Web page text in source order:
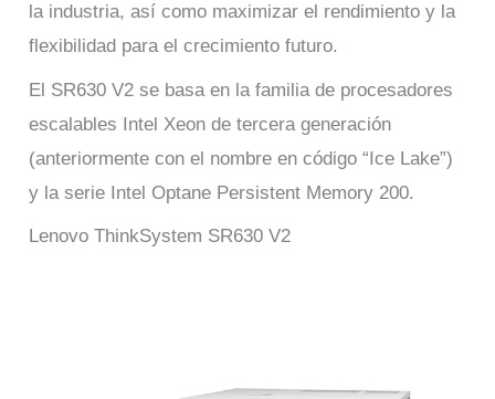
la industria, así como maximizar el rendimiento y la
flexibilidad para el crecimiento futuro.
El SR630 V2 se basa en la familia de procesadores
escalables Intel Xeon de tercera generación
(anteriormente con el nombre en código “Ice Lake”)
y la serie Intel Optane Persistent Memory 200.
Lenovo ThinkSystem SR630 V2